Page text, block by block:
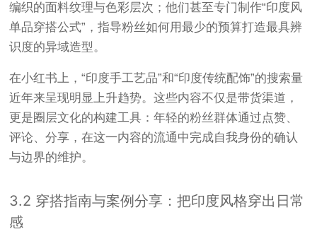
编织的面料纹理与色彩层次；他们甚至专门制作“印度风
单品穿搭公式”，指导粉丝如何用最少的预算打造最具辨
识度的异域造型。
在小红书上，“印度手工艺品”和“印度传统配饰”的搜索量
近年来呈现明显上升趋势。这些内容不仅是带货渠道，
更是圈层文化的构建工具：年轻的粉丝群体通过点赞、
评论、分享，在这一内容的流通中完成自我身份的确认
与边界的维护。
3.2 穿搭指南与案例分享：把印度风格穿出日常
感